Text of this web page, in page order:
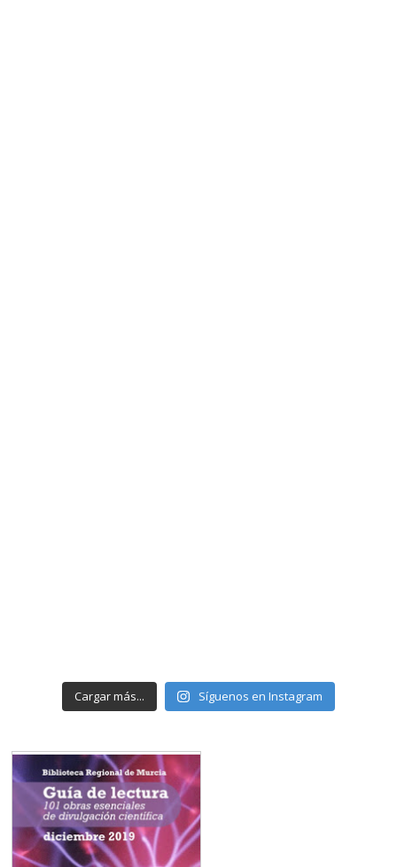
Cargar más... Síguenos en Instagram